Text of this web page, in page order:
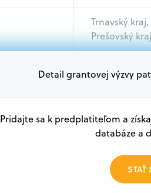
Trnavský
Prešovský
Samospráva,
Oprávnení
V databáze
Oprávnení
Akákoľvek
Detail grantovej výzvy
Pridajte sa k predplatiteľom a
databáze a
STAŤ